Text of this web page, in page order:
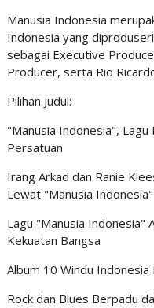
Manusia Indonesia
Indonesia yang
sebagai Executive
Producer, serta Rio
Pilihan Judul:
"Manusia Indonesia", Lagu
Persatuan
Irang Arkad dan Ranie
Lewat "Manusia Indonesia"
Lagu "Manusia Indonesia"
Kekuatan Bangsa
Album 10 Windu
Rock dan Blues Berpadu